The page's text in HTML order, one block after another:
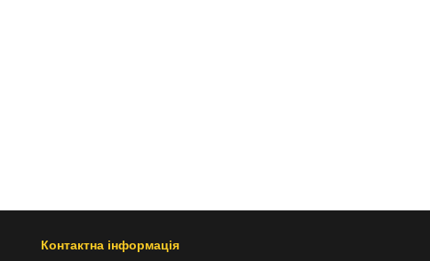
Контактна інформація